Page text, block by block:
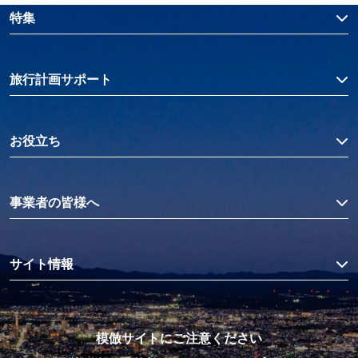
特集
旅行計画サポート
お役立ち
事業者の皆様へ
サイト情報
模倣サイトにご注意ください